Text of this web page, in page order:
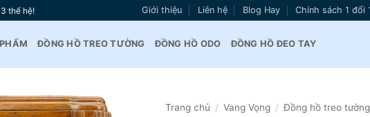
thế hệ! Giới thiệu Liên hệ Blog Hay Chính sách 1 đổi
ĐỒNG HỒ TREO TƯỜNG ĐỒNG HỒ ODO ĐỒNG HỒ ĐEO TAY
Trang chủ / Vang Vọng / Đồng hồ treo tường